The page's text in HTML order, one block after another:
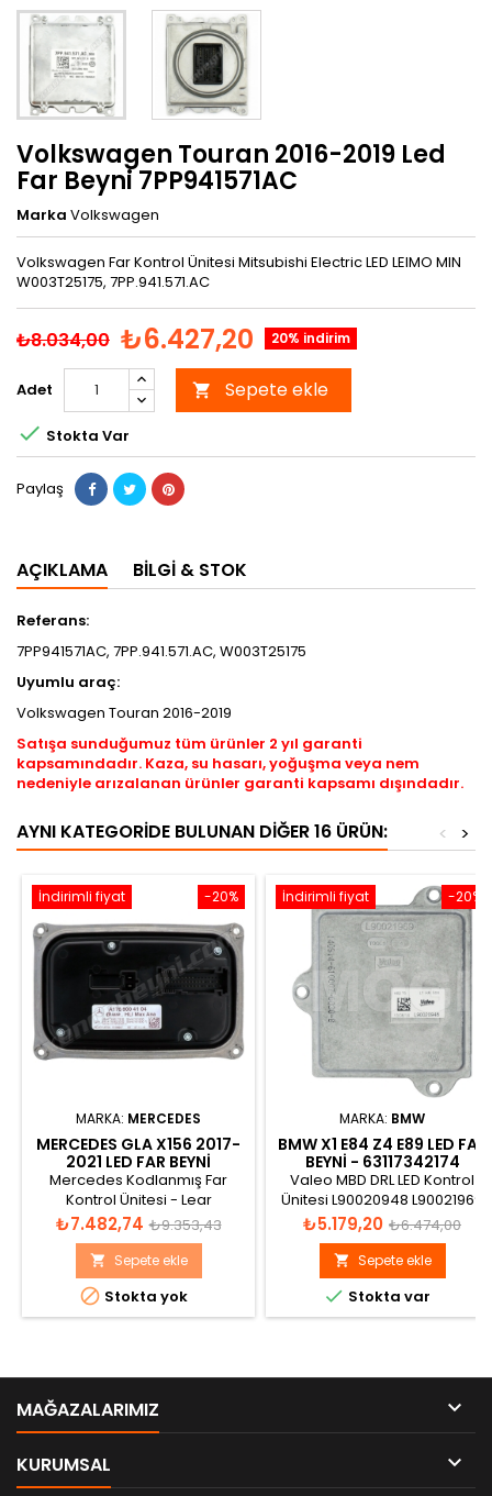
Volkswagen Touran 2016-2019 Led
Far Beyni 7PP941571AC
Marka Volkswagen
Volkswagen Far Kontrol Ünitesi Mitsubishi Electric LED LEIMO MIN
W003T25175, 7PP.941.571.AC
₺8.034,00 ₺6.427,20 20% indirim
Adet  Sepete ekle
 Stokta Var
Paylaş
AÇIKLAMA BILGI & STOK
Referans:
7PP941571AC, 7PP.941.571.AC, W003T25175
Uyumlu araç:
Volkswagen Touran 2016-2019
Satışa sunduğumuz tüm ürünler 2 yıl garanti
kapsamındadır. Kaza, su hasarı, yoğuşma veya nem
nedeniyle arızalanan ürünler garanti kapsamı dışındadır.
AYNI KATEGORIDE BULUNAN DIĞER 16 ÜRÜN: >
<
-20%
İndirimli fiyat
MARKA: MERCEDES
MERCEDES GLA X156 2017-
2021 LED FAR BEYNI
A1769004104
Mercedes Kodlanmış Far
Kontrol Ünitesi - Lear
A1769004104 - 1769004104 -
A176 900 41 04
Fiyat
₺7.482,74 Normal
fiyat
₺9.353,43
 Sepete ekle
 Stokta yok
-20%
İndirimli fiyat
MARKA: BMW
BMW X1 E84 Z4 E89 LED FAR
BEYNI - 63117342174
Valeo MBD DRL LED Kontrol
Ünitesi L90020948 L90021969
Fiyat
₺5.179,20 Normal
fiyat
₺6.474,00
 Sepete ekle
 Stokta var
MAĞAZALARIMIZ 
KURUMSAL 